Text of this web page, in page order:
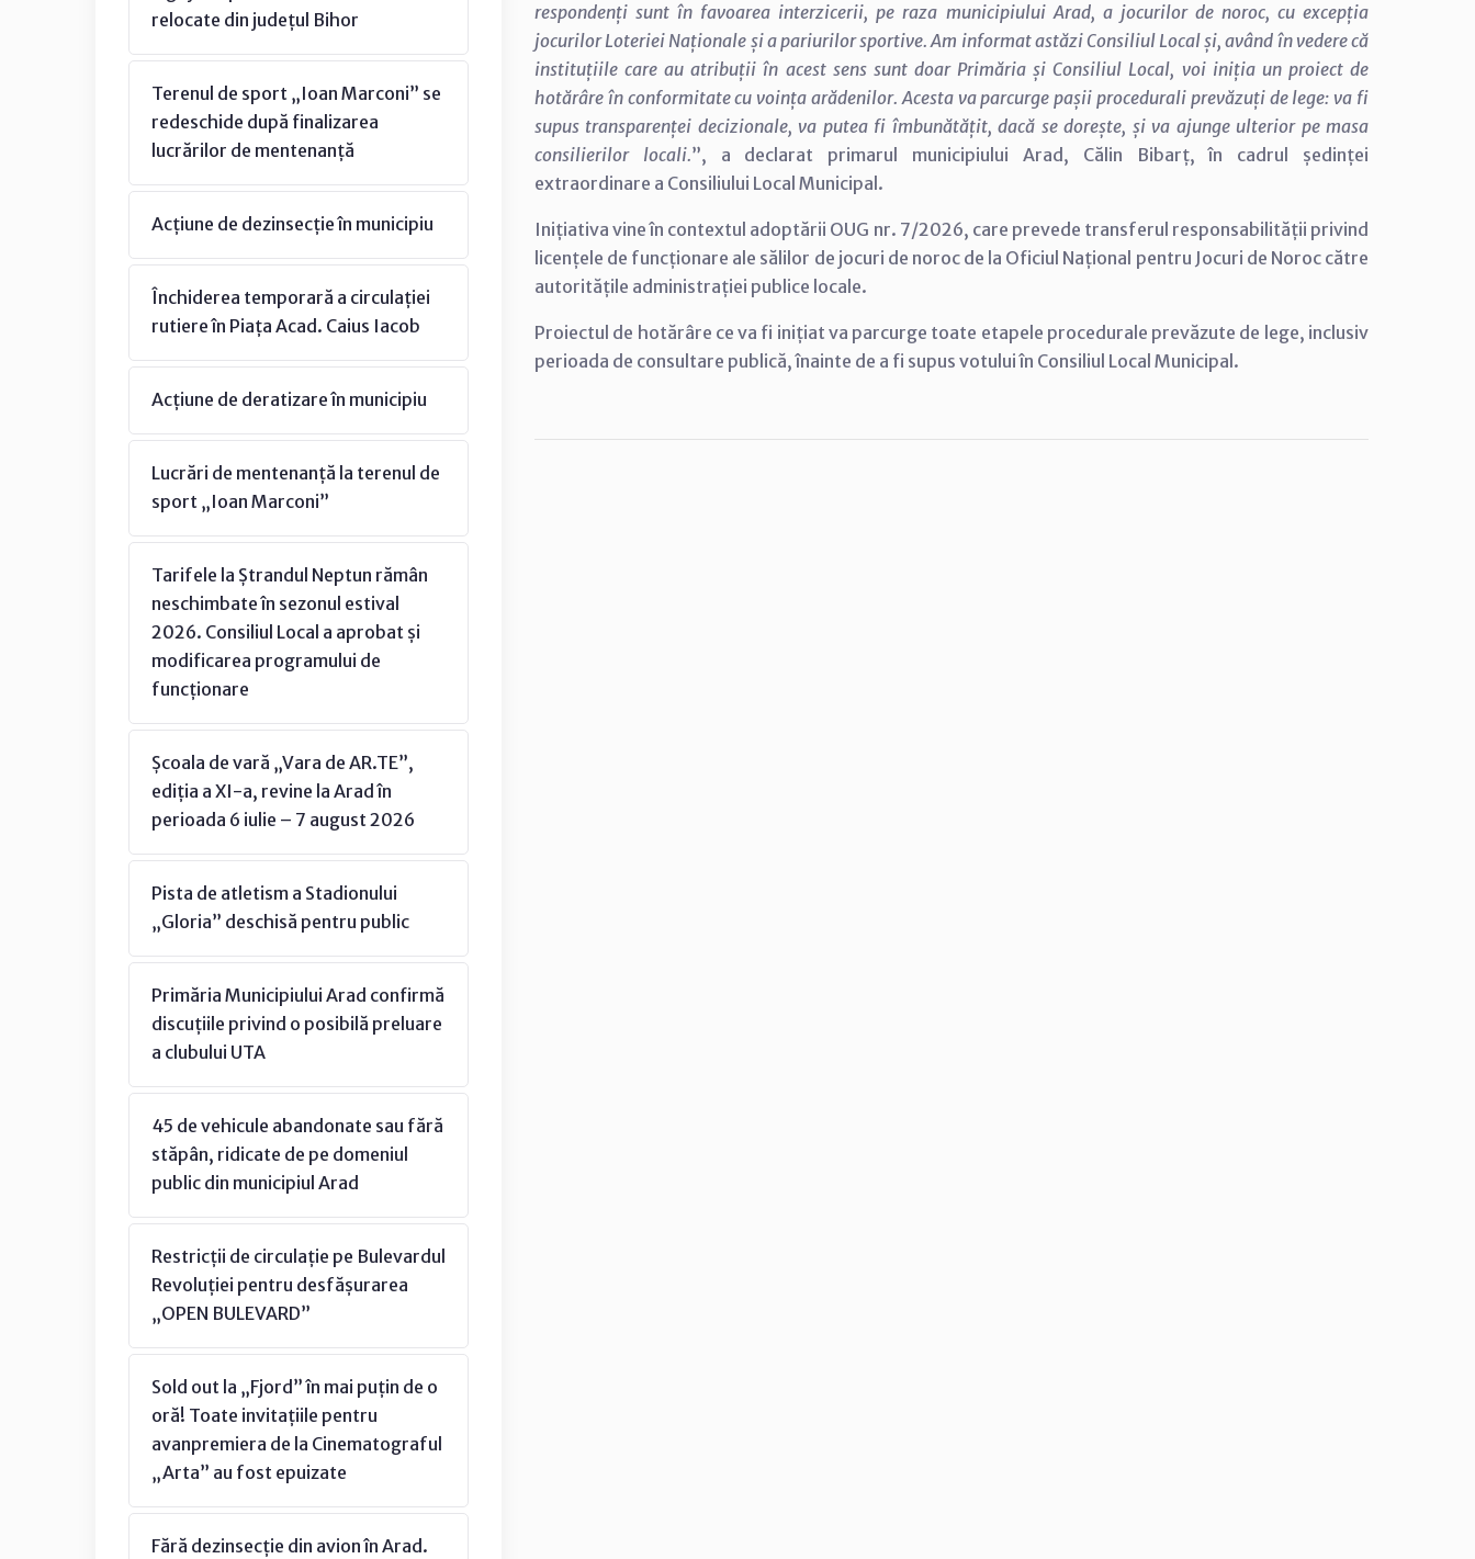
relocate din județul Bihor
Terenul de sport „Ioan Marconi” se
redeschide după finalizarea
lucrărilor de mentenanță
Acțiune de dezinsecție în municipiu
Închiderea temporară a circulației
rutiere în Piața Acad. Caius Iacob
Acțiune de deratizare în municipiu
Lucrări de mentenanță la terenul de
sport „Ioan Marconi”
Tarifele la Ștrandul Neptun rămân
neschimbate în sezonul estival
2026. Consiliul Local a aprobat și
modificarea programului de
funcționare
Școala de vară „Vara de AR.TE”,
ediția a XI-a, revine la Arad în
perioada 6 iulie – 7 august 2026
Pista de atletism a Stadionului
„Gloria” deschisă pentru public
Primăria Municipiului Arad confirmă
discuțiile privind o posibilă preluare
a clubului UTA
45 de vehicule abandonate sau fără
stăpân, ridicate de pe domeniul
public din municipiul Arad
Restricții de circulație pe Bulevardul
Revoluției pentru desfășurarea
„OPEN BULEVARD”
Sold out la „Fjord” în mai puțin de o
oră! Toate invitațiile pentru
avanpremiera de la Cinematograful
„Arta” au fost epuizate
Fără dezinsecție din avion în Arad.
respondenți sunt în favoarea interzicerii, pe raza municipiului Arad, a jocurilor de noroc, cu excepția
jocurilor Loteriei Naționale și a pariurilor sportive. Am informat astăzi Consiliul Local și, având în vedere că
instituțiile care au atribuții în acest sens sunt doar Primăria și Consiliul Local, voi iniția un proiect de
hotărâre în conformitate cu voința arădenilor. Acesta va parcurge pașii procedurali prevăzuți de lege: va fi
supus transparenței decizionale, va putea fi îmbunătățit, dacă se dorește, și va ajunge ulterior pe masa
consilierilor locali.”, a declarat primarul municipiului Arad, Călin Bibarț, în cadrul ședinței
extraordinare a Consiliului Local Municipal.
Inițiativa vine în contextul adoptării OUG nr. 7/2026, care prevede transferul responsabilității privind
licențele de funcționare ale sălilor de jocuri de noroc de la Oficiul Național pentru Jocuri de Noroc către
autoritățile administrației publice locale.
Proiectul de hotărâre ce va fi inițiat va parcurge toate etapele procedurale prevăzute de lege, inclusiv
perioada de consultare publică, înainte de a fi supus votului în Consiliul Local Municipal.